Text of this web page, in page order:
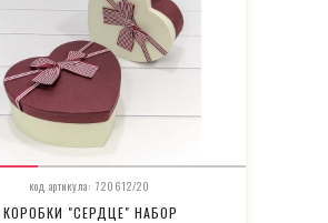
код артикула: 720612/20
КОРОБКИ "СЕРДЦЕ" НАБОР